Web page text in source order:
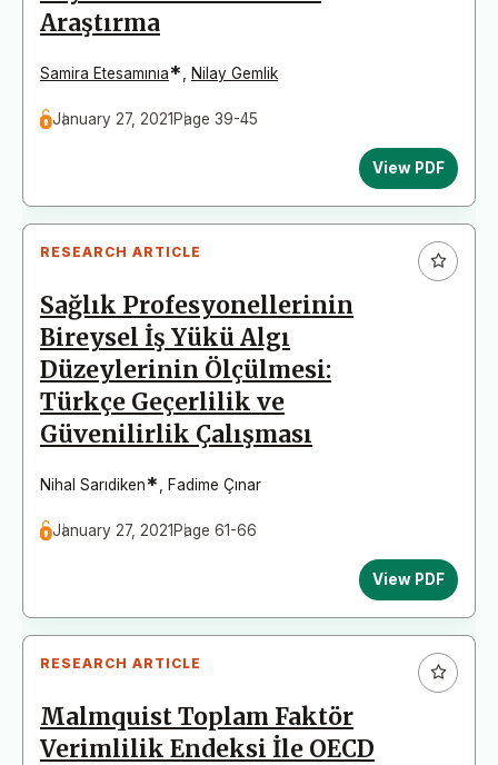
Araştırma
Samira Etesamınıa* Nilay Gemlik
January 27, 2021 Page 39-45
View PDF
RESEARCH ARTICLE
Sağlık Profesyonellerinin
Bireysel İş Yükü Algı
Düzeylerinin Ölçülmesi:
Türkçe Geçerlilik ve
Güvenilirlik Çalışması
Nihal Sarıdiken* Fadime Çınar
January 27, 2021 Page 61-66
View PDF
RESEARCH ARTICLE
Malmquist Toplam Faktör
Verimlilik Endeksi İle OECD